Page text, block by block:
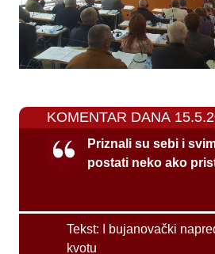
KOMENTAR DANA
Priznali su sebi i
postati neko ako
Tekst:
I bujanovački
kvotu